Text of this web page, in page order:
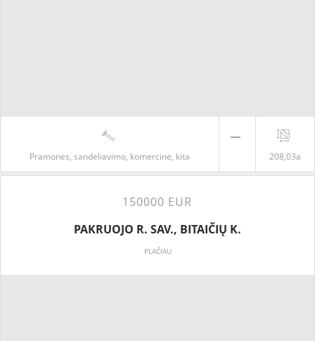
Pramonės, sandėliavimo, komercinė, kita 208,03a
150000 EUR
PAKRUOJO R. SAV., BITAIČIŲ K.
PLAČIAU